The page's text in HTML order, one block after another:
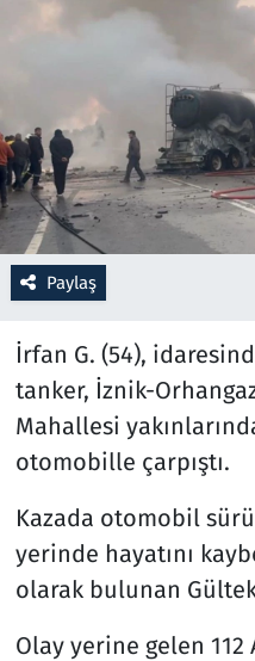
Paylaş
İrfan G. (54),
tanker, İznik-
Mahallesi
otomobille çarpıştı.
Kazada otomobil
yerinde hayatını
olarak bulunan
Olay yerine gelen
Oyun
Ramazan
Resmi İlanlar
Rüya Tabirleri
Sağlık
Savunma Sanayi
Seçim 2023
Spor
Teknoloji ve Bilim
Televizyon